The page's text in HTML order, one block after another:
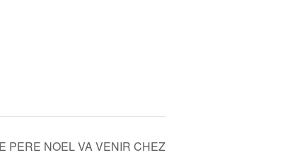
PERE NOEL VA VENIR CHEZ